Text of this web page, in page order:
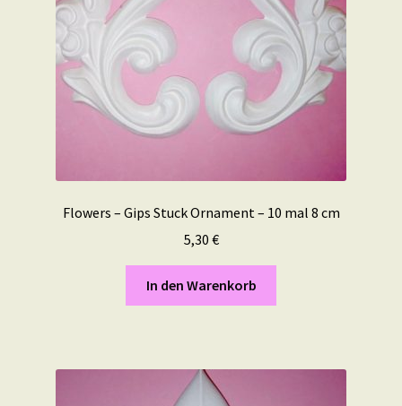
Flowers – Gips Stuck Ornament – 10 mal 8 cm
5,30 €
In den Warenkorb